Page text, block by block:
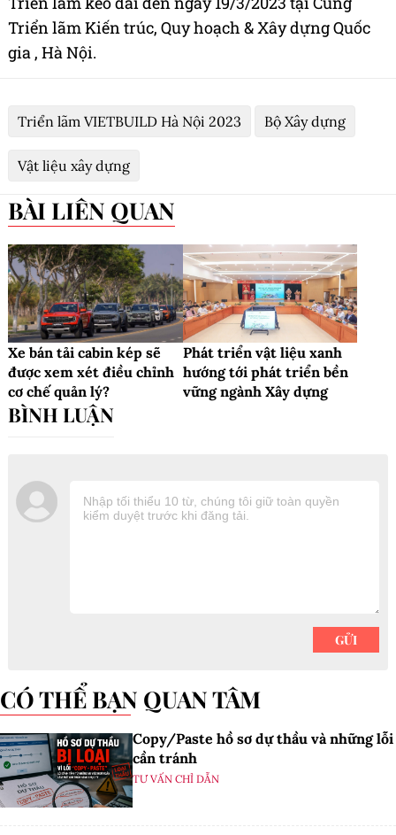
Triển lãm Kiến trúc, Quy hoạch & Xây dựng Quốc
gia , Hà Nội.
Triển lãm VIETBUILD Hà Nội 2023 Bộ Xây dựng
Vật liệu xây dựng
BÀI LIÊN QUAN
Xe bán tải cabin kép sẽ
được xem xét điều chỉnh
cơ chế quản lý?
Phát triển vật liệu xanh
hướng tới phát triển bền
vững ngành Xây dựng
CÓ THỂ BẠN QUAN TÂM
Copy/Paste hồ sơ dự thầu và những lỗi
cần tránh
TƯ VẤN CHỈ DẪN